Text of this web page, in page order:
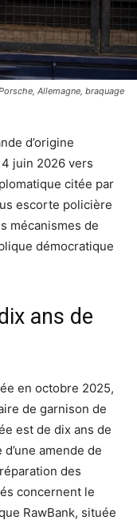
Allemagne, braquage
d’origine
juin 2026 vers
citée par
escorte policière
mécanismes de
démocratique
ans de
en octobre 2025,
de garnison de
est de dix ans de
amende de
des
concernent le
RawBank, située